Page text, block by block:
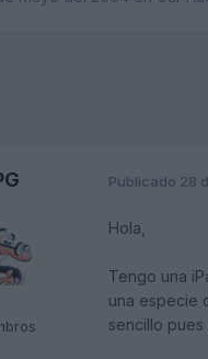
Publicado 28
Hola,
Tengo una
una especie
sencillo